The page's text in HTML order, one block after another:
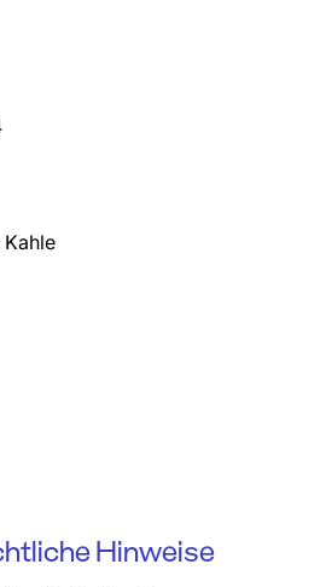
Hinweise